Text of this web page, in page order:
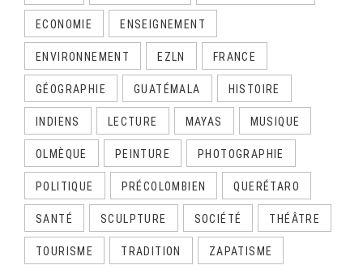
ECONOMIE ENSEIGNEMENT
ENVIRONNEMENT EZLN FRANCE
GÉOGRAPHIE GUATÉMALA HISTOIRE
INDIENS LECTURE MAYAS MUSIQUE
OLMÈQUE PEINTURE PHOTOGRAPHIE
POLITIQUE PRÉCOLOMBIEN QUERÉTARO
SANTÉ SCULPTURE SOCIÉTÉ THÉÂTRE
TOURISME TRADITION ZAPATISME